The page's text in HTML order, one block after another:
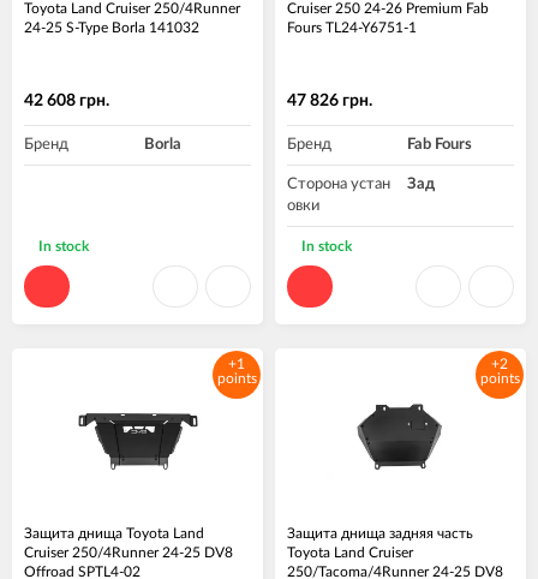
Toyota Land Cruiser 250/4Runner
24-25 S-Type Borla 141032
42 608 грн.
Бренд Borla
In stock
Cruiser 250 24-26 Premium Fab
Fours TL24-Y6751-1
47 826 грн.
Бренд Fab Fours
Сторона устан
овки
Зад
In stock
+1
points
Защита днища Toyota Land
Cruiser 250/4Runner 24-25 DV8
Offroad SPTL4-02
+2
points
Защита днища задняя часть
Toyota Land Cruiser
250/Tacoma/4Runner 24-25 DV8